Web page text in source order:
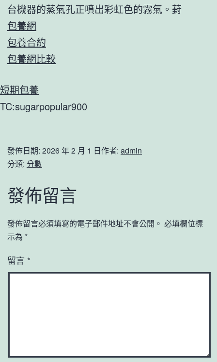
台機器的蒸氣孔正噴出彩虹色的霧氣。葑
包養網
包養合約
包養網比較
短期包養
TC:sugarpopular900
發佈日期: 2026 年 2 月 1 日作者: admin
分類: 分數
發佈留言
發佈留言必須填寫的電子郵件地址不會公開。 必填欄位標
示為 *
留言 *